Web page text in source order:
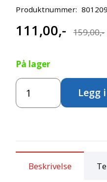
Produktnummer: 801209
159,00,-
Opprinnelig
var:
159,00,-.
111,00,-
Nåværende
er:
111,00,-.
På lager
Fargeblokk
tekstiler
Legg
Beskrivelse